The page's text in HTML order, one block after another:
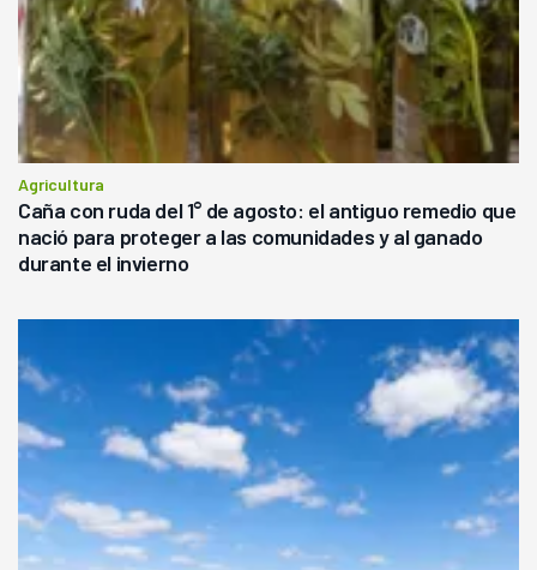
Agricultura
Caña con ruda del 1° de agosto: el antiguo remedio que
nació para proteger a las comunidades y al ganado
durante el invierno